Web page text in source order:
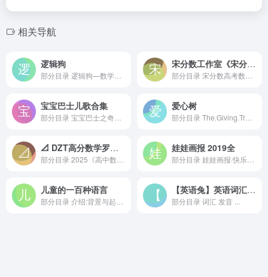
相关导航
逻辑狗 宋分数工作室《宋分数高考数学解题笔记 (2010-2025) 》
宝宝巴士儿歌合集 爱心树
📐 DZT高分数学罗老师《高中数学题型高手 (2025版) 》 娃娃画报 2019全
儿童的一百种语言 【英语兔】英语词汇音标发音学习
部分目录 词汇 发音 ...